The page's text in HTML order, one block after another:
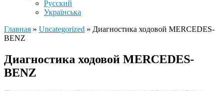
Русский
Українська
Главная » Uncategorized » Диагностика ходовой MERCEDES-
BENZ
Диагностика ходовой MERCEDES-
BENZ